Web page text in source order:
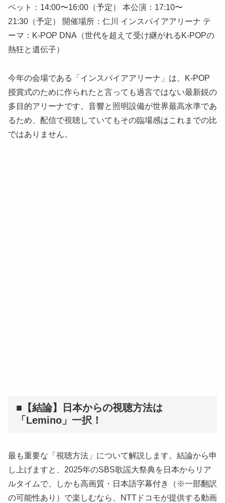
ペット：14:00〜16:00（予定） 本公演：17:10〜
21:30（予定） 開催場所：仁川 インスパイアアリーナ テ
ーマ：K-POP DNA（世代を超えて受け継がれるK-POPの
熱狂と遺伝子）
今年の会場である「インスパイアアリーナ」は、K-POP
授賞式のために作られたと言っても過言ではない最新鋭の
多目的アリーナです。音響と照明設備が世界最高水準であ
るため、配信で視聴していてもその臨場感はこれまでの比
ではありません。
■【結論】日本からの視聴方法は
「Lemino」一択！
最も重要な「視聴方法」について解説します。結論から申
し上げますと、2025年のSBS歌謡大祭典を日本からリア
ルタイムで、しかも高画質・日本語字幕付き（※一部翻訳
の可能性あり）で楽しむなら、NTTドコモが提供する動画